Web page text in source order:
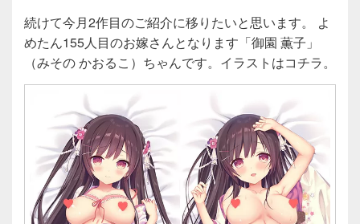
続けて今月2作目のご紹介に移りたいと思います。 よ
めたん155人目のお嫁さんとなります「御園 薫子」
（みその かおるこ）ちゃんです。イラストはコチラ。